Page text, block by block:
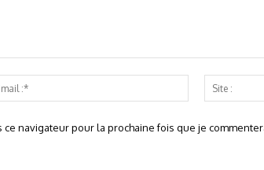
Email
:*
navigateur pour la prochaine fois que je